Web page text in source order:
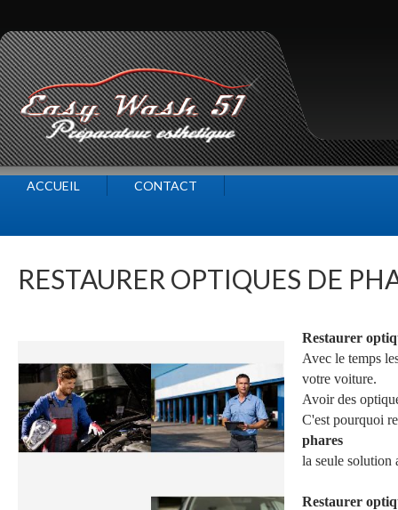
ACCUEIL CONTACT
RESTAURER OPTIQUES DE
Restaurer
Avec le temps
votre voiture.
Avoir des
C'est pourquoi
phares
la seule solution
Restaurer